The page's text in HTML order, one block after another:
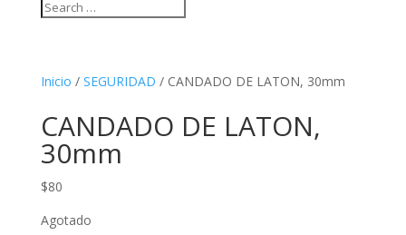
Inicio / SEGURIDAD / CANDADO DE LATON, 30mm
CANDADO DE LATON,
30mm
$80
Agotado